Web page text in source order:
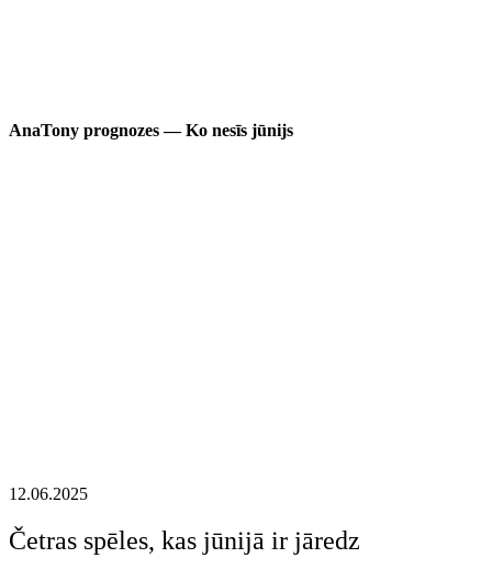
AnaTony prognozes — Ko nesīs jūnijs
12.06.2025
Četras spēles, kas jūnijā ir jāredz